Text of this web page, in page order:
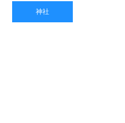
神社